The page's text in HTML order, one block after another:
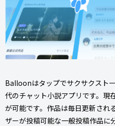
Balloonはタップでサクサクスト
代のチャット小説アプリです。現
が可能です。作品は毎日更新さ
ザーが投稿可能な一般投稿作品に